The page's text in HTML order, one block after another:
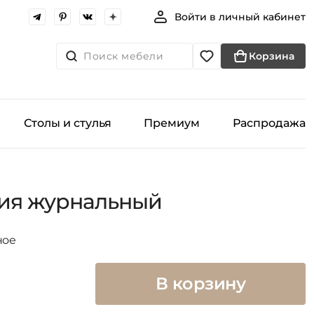
Войти в личный кабинет
Поиск мебели Корзина
Столы и стулья Премиум Распродажа
журнальный
В корзину